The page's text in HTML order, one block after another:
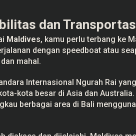
dan
Maldives, kamu perlu terbang ke
dengan speedboat atau
mahal.
Internasional Ngurah Rai
kota besar di Asia dan
berbagai area di Bali